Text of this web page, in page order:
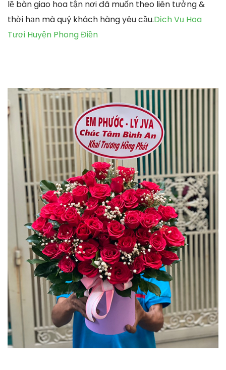
lẽ bàn giao hoa tận nơi đã muốn theo liên tưởng &
thời hạn mà quý khách hàng yêu cầu.Dịch Vụ Hoa
Tươi Huyện Phong Điền